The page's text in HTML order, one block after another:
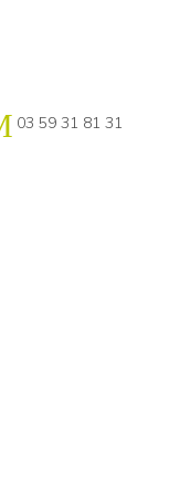
03 59 31 81 31